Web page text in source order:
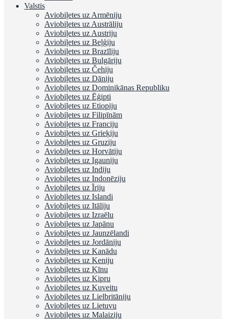
Valstis
Aviobiļetes uz Armēniju
Aviobiļetes uz Austrāliju
Aviobiļetes uz Austriju
Aviobiļetes uz Beļģiju
Aviobiļetes uz Brazīliju
Aviobiļetes uz Bulgāriju
Aviobiļetes uz Čehiju
Aviobiļetes uz Dāniju
Aviobiļetes uz Dominikānas Republiku
Aviobiļetes uz Ēģipti
Aviobiļetes uz Etiopiju
Aviobiļetes uz Filipīnām
Aviobiļetes uz Franciju
Aviobiļetes uz Grieķiju
Aviobiļetes uz Gruziju
Aviobiļetes uz Horvātiju
Aviobiļetes uz Igauniju
Aviobiļetes uz Indiju
Aviobiļetes uz Indonēziju
Aviobiļetes uz Īriju
Aviobiļetes uz Islandi
Aviobiļetes uz Itāliju
Aviobiļetes uz Izraēlu
Aviobiļetes uz Japānu
Aviobiļetes uz Jaunzēlandi
Aviobiļetes uz Jordāniju
Aviobiļetes uz Kanādu
Aviobiļetes uz Keniju
Aviobiļetes uz Ķīnu
Aviobiļetes uz Kipru
Aviobiļetes uz Kuveitu
Aviobiļetes uz Lielbritāniju
Aviobiļetes uz Lietuvu
Aviobiļetes uz Malaiziju